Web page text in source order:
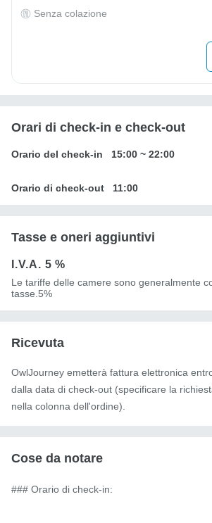
Senza colazione
Orari di check-in e check-out
Orario del check-in 15:00 ~ 22:00
Orario di check-out 11:00
Tasse e oneri aggiuntivi
I.V.A. 5 %
Le tariffe delle camere sono generalmente
tasse.5%
Ricevuta
OwlJourney emetterà fattura elettronica
dalla data di check-out (specificare la
nella colonna dell'ordine).
Cose da notare
### Orario di check-in: